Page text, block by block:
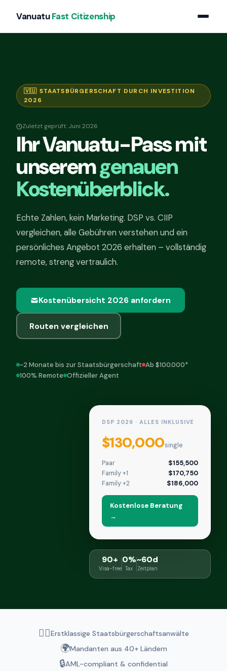
VanuatuFast Citizenship
🇻🇺 STAATSBÜRGERSCHAFT DURCH INVESTITION
2026
Zuletzt geprüft: Juni 2026
Ihr Vanuatu-Pass mit
unseremgenauen
Kostenüberblick.
Echte Zahlen, kein Marketing. DSP vs. CIIP
vergleichen, alle Gebühren verstehen und ein
persönliches Angebot 2026 erhalten – vollständig
remote, streng vertraulich.
Kostenübersicht 2026 anfordern
Routen vergleichen
~2 Monate bis zur Staatsbürgerschaft Ab $100.000*
100% Remote Offizieller Agent
DSP 2026 · ALLES INKLUSIVE
$130,000single
Paar
$155,500
Family +1
$170,750
Family +2
$186,000
Kostenlose Beratung
→
90+
Visa-free
0%
Tax
~60d
Zeitplan
👨‍⚖️Erstklassige Staatsbürgerschaftsanwälte
🌍Mandanten aus 40+ Ländern
🔒AML-compliant & confidential